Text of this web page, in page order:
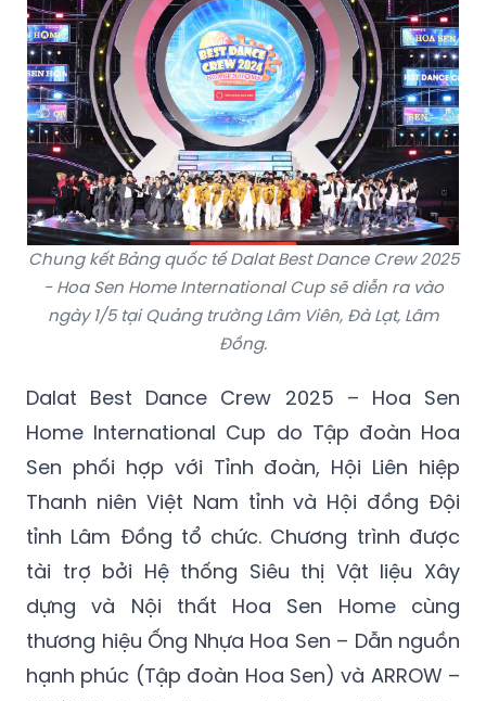
Chung kết Bảng quốc tế Dalat Best Dance Crew 2025
- Hoa Sen Home International Cup sẽ diễn ra vào
ngày 1/5 tại Quảng trường Lâm Viên, Đà Lạt, Lâm
Đồng.
Dalat Best Dance Crew 2025 – Hoa Sen
Home International Cup do Tập đoàn Hoa
Sen phối hợp với Tỉnh đoàn, Hội Liên hiệp
Thanh niên Việt Nam tỉnh và Hội đồng Đội
tỉnh Lâm Đồng tổ chức. Chương trình được
tài trợ bởi Hệ thống Siêu thị Vật liệu Xây
dựng và Nội thất Hoa Sen Home cùng
thương hiệu Ống Nhựa Hoa Sen – Dẫn nguồn
hạnh phúc (Tập đoàn Hoa Sen) và ARROW –